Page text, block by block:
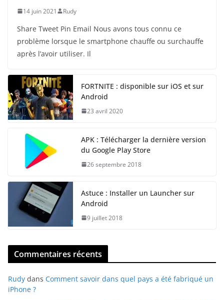
14 juin 2021 Rudy
Share Tweet Pin Email Nous avons tous connu ce
problème lorsque le smartphone chauffe ou surchauffe
après l’avoir utiliser. Il
FORTNITE : disponible sur iOS et sur
Android
23 avril 2020
APK : Télécharger la dernière version
du Google Play Store
26 septembre 2018
Astuce : Installer un Launcher sur
Android
9 juillet 2018
Commentaires récents
Rudy dans Comment savoir dans quel pays a été fabriqué un
iPhone ?